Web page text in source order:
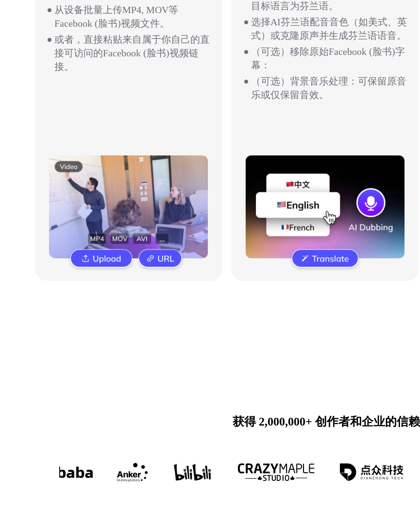
从设备批量上传MP4, MOV等
Facebook (脸书)视频文件。
或者，直接粘贴来自属于你自己的直
接可访问的Facebook (脸书)视频链
接。
目标语言为芬兰语。
选择AI芬兰语配音音色（如美式、英
式）或克隆原声并生成芬兰语语音。
（可选）移除原始Facebook (脸书)字
幕：
（可选）背景音乐处理：可保留原音
乐或仅保留音效。
获得 2,000,000+ 创作者和企业的信赖